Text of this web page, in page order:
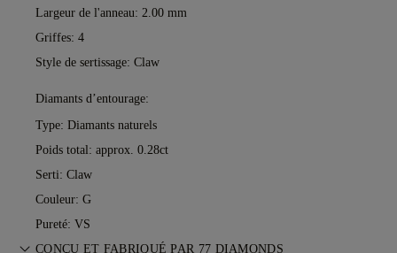
Largeur de l'anneau: 2.00 mm
Griffes: 4
Style de sertissage: Claw
Diamants d’entourage:
Type: Diamants naturels
Poids total: approx. 0.28ct
Serti: Claw
Couleur: G
Pureté: VS
CONÇU ET FABRIQUÉ PAR 77 DIAMONDS